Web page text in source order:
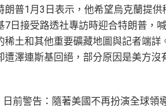
普1月3日表示，他希望烏克蘭提
日接受路透社專訪時迎合特朗普，
土和其他重要礦藏地圖與記者端詳
澤連斯基回絕，部分原因是美方沒
前警告：隨著美國不再扮演全球領